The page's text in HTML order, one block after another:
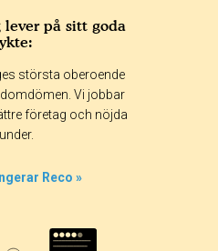
lever på sitt goda
största oberoende
Vi jobbar
företag och nöjda
Reco »